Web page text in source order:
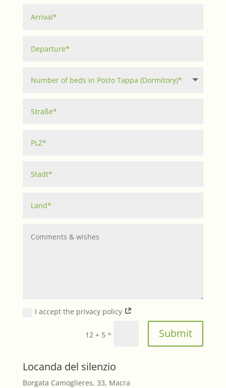
I accept the privacy policy
12 + 5 = Submit
Locanda del silenzio
Borgata Camoglieres, 33, Macra